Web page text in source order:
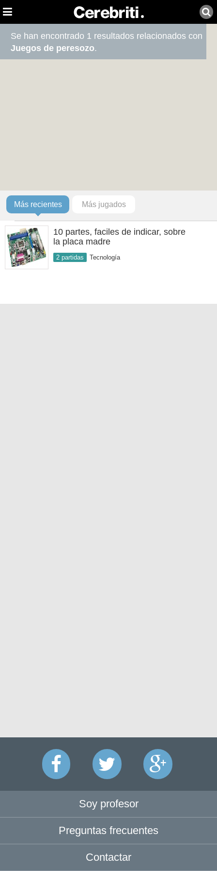
Se han encontrado 1 resultados relacionados con
Juegos de peresozo.
Más recientes Más jugados
10 partes, faciles de indicar, sobre
la placa madre
2 partidas Tecnología
Soy profesor
Preguntas frecuentes
Contactar